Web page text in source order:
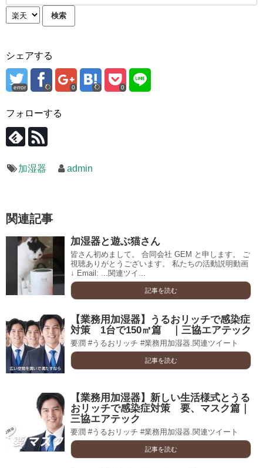
シェアする
error 0 0
フォローする
加湿器 admin
関連記事
加湿器と遊ぶ猫さん
皆さん初めまして。 合同会社 GEM と申します。 ご
視聴ありがとうございます。 私たちの活動説明動画
↓ Email: ...関連ツイ...
記事を読む
【業務用加湿器】うるおリッチで感染症
対策 1台で150㎡篇 ｜三協エアテック
要潤 #うるおリッチ #業務用加湿器.関連ツイート
記事を読む
【業務用加湿器】新しい生活様式とうる
おリッチで感染症対策 要、マスク篇｜
三協エアテック
要潤 #うるおリッチ #業務用加湿器.関連ツイート
記事を読む